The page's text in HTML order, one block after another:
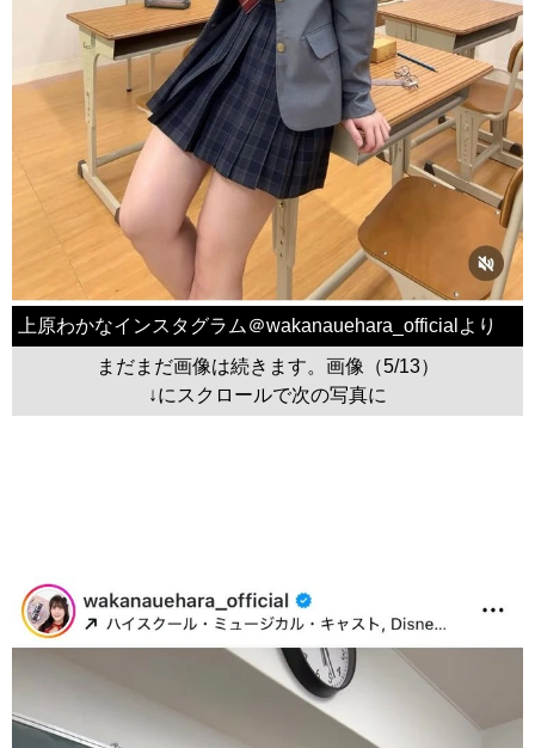
上原わかなインスタグラム＠wakanauehara_officialより
まだまだ画像は続きます。画像（5/13）
↓にスクロールで次の写真に